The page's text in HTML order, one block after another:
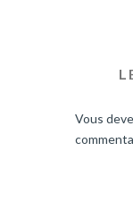
Vous